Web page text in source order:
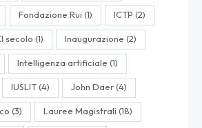
Fondazione Rui (1) ICTP (2)
secolo (1) Inaugurazione (2)
Intelligenza artificiale (1)
IUSLIT(4) John Daer(4)
(3) Lauree Magistrali (18)